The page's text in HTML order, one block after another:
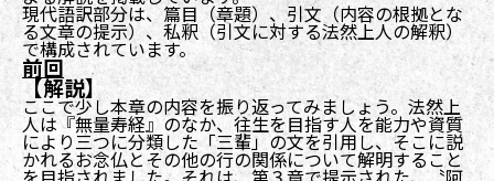
現代語訳部分は、篇目（章題）、引文（内容の根拠とな
る文章の提示）、私釈（引文に対する法然上人の解釈）
で構成されています。
前回
【解説】
ここで少し本章の内容を振り返ってみましょう。法然上
人は『無量寿経』のなか、往生を目指す人を能力や資質
により三つに分類した「三輩」の文を引用し、そこに説
かれるお念仏とその他の行の関係について解明すること